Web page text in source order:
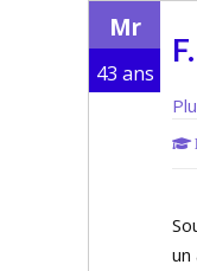
Mr
43 ans
un